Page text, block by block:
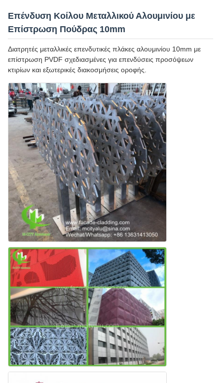
Επένδυση Κοίλου Μεταλλικού Αλουμινίου με
Επίστρωση Πούδρας 10mm
Διατρητές μεταλλικές επενδυτικές πλάκες αλουμινίου 10mm με
επίστρωση PVDF σχεδιασμένες για επενδύσεις προσόψεων
κτιρίων και εξωτερικές διακοσμήσεις οροφής.